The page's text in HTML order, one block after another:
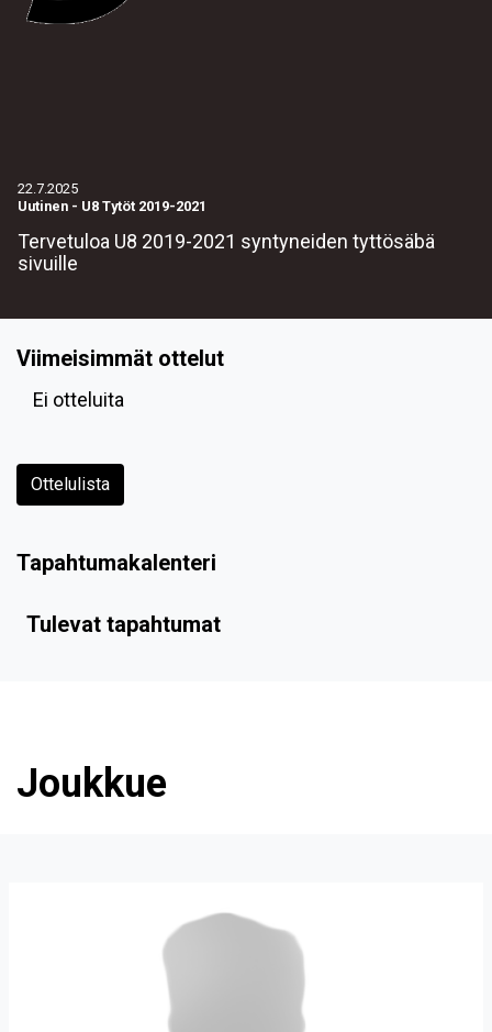
22.7.2025
Uutinen - U8 Tytöt 2019-2021
Tervetuloa U8 2019-2021 syntyneiden tyttösäbä
sivuille
Viimeisimmät ottelut
Ei otteluita
Ottelulista
Tapahtumakalenteri
Tulevat tapahtumat
Joukkue